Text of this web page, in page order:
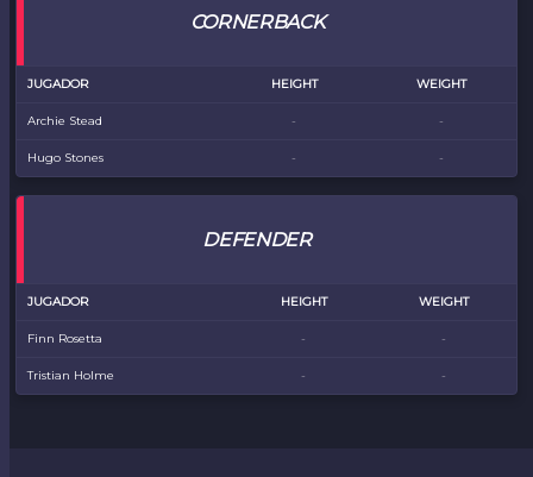
CORNERBACK
JUGADOR HEIGHT WEIGHT
Archie Stead - -
Hugo Stones - -
DEFENDER
JUGADOR HEIGHT WEIGHT
Finn Rosetta - -
Tristian Holme - -